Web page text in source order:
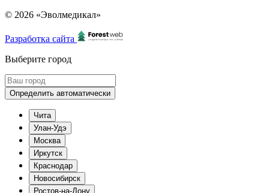
© 2026 «Эволмедикал»
Разработка сайта
Выберите город
Определить автоматически
Чита
Улан-Удэ
Москва
Иркутск
Краснодар
Новосибирск
Ростов-на-Дону